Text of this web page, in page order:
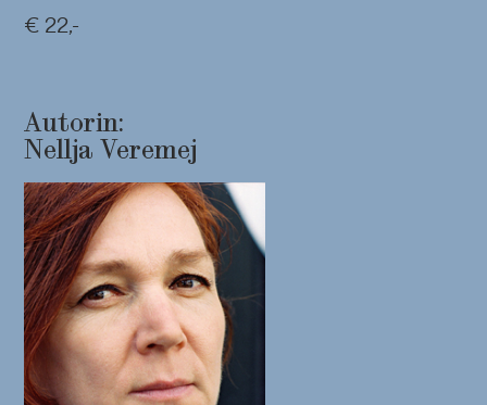
€ 22,-
Autorin:
Nellja Veremej